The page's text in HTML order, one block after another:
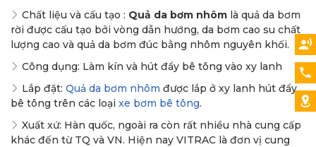
Chất liệu và cấu tạo : Quả da bơm nhôm là quả da bơm
rời được cấu tạo bởi vòng dẫn hướng, da bơm cao su chất
lượng cao và quả da bơm đúc bằng nhôm nguyên khối.
Công dụng: Làm kín và hút đẩy bê tông vào xy lanh
Lắp đặt: Quả da bơm nhôm được lắp ở xy lanh hút đẩy
bê tông trên các loại xe bơm bê tông.
Xuất xứ: Hàn quốc, ngoài ra còn rất nhiều nhà cung cấp
khác đến từ TQ và VN. Hiện nay VITRAC là đơn vị cung